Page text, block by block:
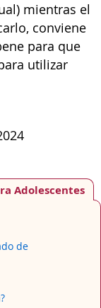
mientras el
conviene
para que
utilizar
Adolescentes
de